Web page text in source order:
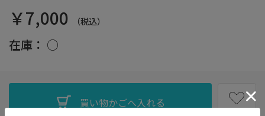
￥7,000 （税込）
在庫： ○
お気に入り